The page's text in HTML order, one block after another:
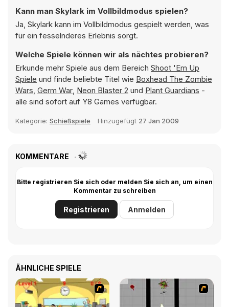
Kann man Skylark im Vollbildmodus spielen?
Ja, Skylark kann im Vollbildmodus gespielt werden, was
für ein fesselnderes Erlebnis sorgt.
Welche Spiele können wir als nächtes probieren?
Erkunde mehr Spiele aus dem Bereich Shoot 'Em Up
Spiele und finde beliebte Titel wie Boxhead The Zombie
Wars, Germ War, Neon Blaster 2 und Plant Guardians -
alle sind sofort auf Y8 Games verfügbar.
Kategorie: Schießspiele Hinzugefügt 27 Jan 2009
KOMMENTARE
Bitte registrieren Sie sich oder melden Sie sich an, um einen
Kommentar zu schreiben
Registrieren Anmelden
ÄHNLICHE SPIELE